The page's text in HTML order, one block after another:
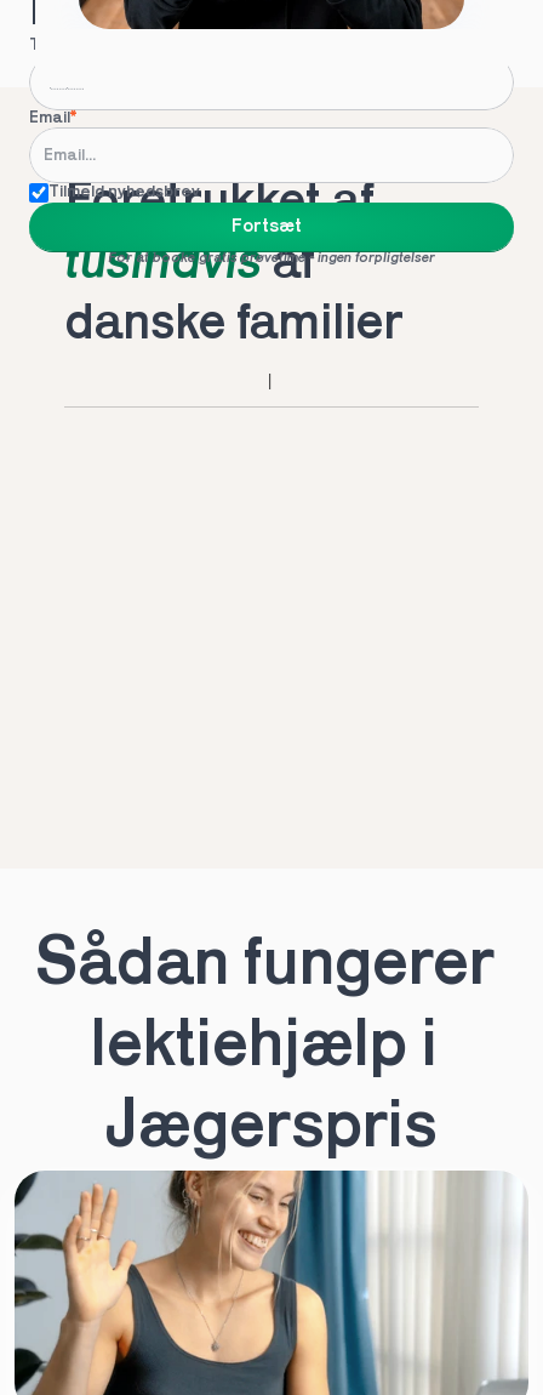
Hvordan kontakter vi dig?
Telefon
Email*
Tilmeld nyhedsbrev
Fortsæt
For at booke gratis prøvetime - ingen forpligtelser
Foretrukket af
tusindvis af
danske familier
Sådan fungerer
lektiehjælp i
Jægerspris